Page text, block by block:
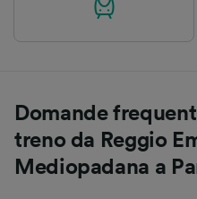
Domande
treno da Reggio
Mediopadana a